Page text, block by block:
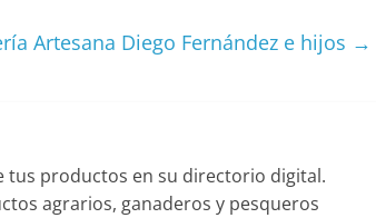
Artesana Diego Fernández e hijos →
productos en su directorio digital.
agrarios, ganaderos y pesqueros